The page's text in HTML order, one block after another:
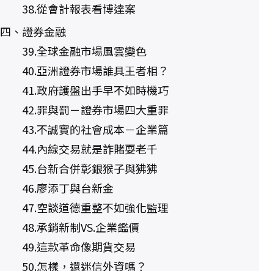
38.從會計報表看博達案
四、證券金融
39.全球金融市場風雲變色
40.亞洲證券市場誰具王者相？
41.政府護盤出手早不如時機巧
42.罪與罰－證券市場四大重罪
43.不誠實的社會成本－企業篇
44.內線交易就是詐賭耍老千
45.台新合併彰銀猴子與狒狒
46.廖添丁與台新金
47.空談道德重整不如強化監理
48.承銷新制VS.企業鑑價
49.這款革命像期貨交易
50.怎樣，還迷信外資嗎？